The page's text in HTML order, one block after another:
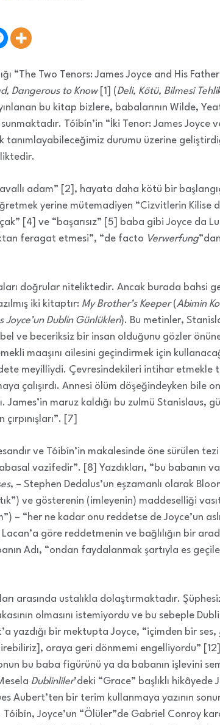
“The Two Tenors: James Joyce and His
Dangerous to Know [1] (Deli, Kötü, Bilmesi
bu kitap bizlere, babalarının Wilde,
Tóibín’in “İki Tenor: James Joyce
tanımlayabileceğimiz durumu üzerine
adam” [2], hayata daha kötü bir
yerine mütemadiyen “Cizvitlerin Kilise
[4] ve “başarısız” [5] baba gibi Joyce da
feragat etmesi”, “de facto Verwerfung
doğrular niteliktedir. Ancak burada bahsi
iki kitaptır: My Brother’s Keeper(Abimin
Joyce’un Dublin Günlükleri). Bu metinler,
ve beceriksiz bir insan olduğunu gözler
maaşını ailesini geçindirmek için
meyilliydi. Çevresindekileri intihar etmekle
çalışırdı. Annesi ölüm döşeğindeyken bile
James’in maruz kaldığı bu zulmü Stanislaus,
[7]
ve Tóibín’in makalesinde öne sürülen
vazifedir”. [8] Yazdıkları, “bu babanın
, – Stephen Dedalus’un eşzamanlı olarak
ve gösterenin (imleyenin) maddeselliği
– “her ne kadar onu reddetse de Joyce’un
göre reddetmenin ve bağlılığın bir
Adı, “ondan faydalanmak şartıyla es
arasında ustalıkla dolaştırmaktadır.
olmasını istemiyordu ve bu sebeple
yazdığı bir mektupta Joyce, “içimden bir ses,
oraya geri dönmemi engelliyordu”
onun bu baba figürünü ya da babanın işlevini
Dublinliler’deki “Grace” başlıklı hikâyede
Aubert’ten bir terim kullanmaya yazının
Joyce’un “Ölüler”de Gabriel Conroy